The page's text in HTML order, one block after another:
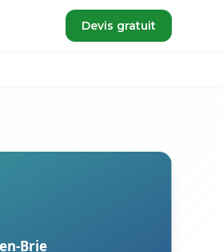
Devis gratuit